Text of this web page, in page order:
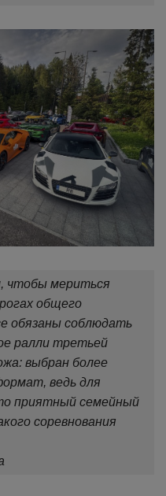
чтобы мериться
общего
обязаны соблюдать
ралли третьей
выбран более
ведь для
приятный семейный
соревнования